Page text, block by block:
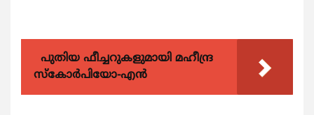
പുതിയ ഫീച്ചറുകളുമായി മഹീന്ദ്ര
സ്കോർപിയോ-എൻ